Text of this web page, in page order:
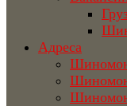
Адреса